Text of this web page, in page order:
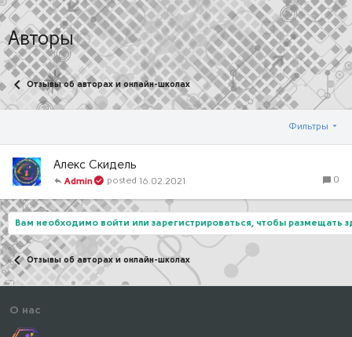
Авторы
Отзывы об авторах и онлайн-школах
Фильтры
Алекс Скидель
0
16.02.2021
Admin
Вам необходимо войти или зарегистрироваться, чтобы размещать
Отзывы об авторах и онлайн-школах
О нас